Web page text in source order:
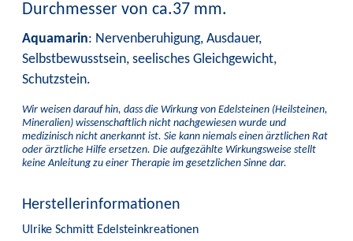
Durchmesser von ca.37 mm.
Aquamarin: Nervenberuhigung, Ausdauer,
Selbstbewusstsein, seelisches Gleichgewicht,
Schutzstein.
Wir weisen darauf hin, dass die Wirkung von Edelsteinen (Heilsteinen,
Mineralien) wissenschaftlich nicht nachgewiesen wurde und
medizinisch nicht anerkannt ist. Sie kann niemals einen ärztlichen Rat
oder ärztliche Hilfe ersetzen. Die aufgezählte Wirkungsweise stellt
keine Anleitung zu einer Therapie im gesetzlichen Sinne dar.
Herstellerinformationen
Ulrike Schmitt Edelsteinkreationen